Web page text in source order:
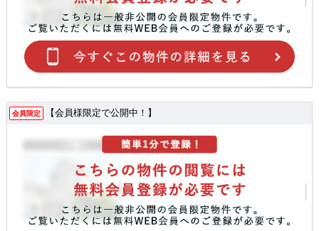
会員限定 【会員様限定で公開中！】